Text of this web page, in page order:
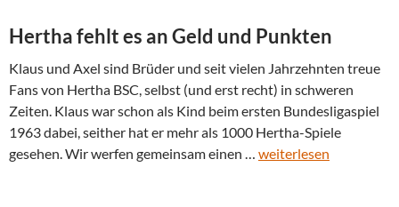
Hertha fehlt es an Geld und Punkten
Klaus und Axel sind Brüder und seit vielen Jahrzehnten treue
Fans von Hertha BSC, selbst (und erst recht) in schweren
Zeiten. Klaus war schon als Kind beim ersten Bundesligaspiel
1963 dabei, seither hat er mehr als 1000 Hertha-Spiele
gesehen. Wir werfen gemeinsam einen … weiterlesen